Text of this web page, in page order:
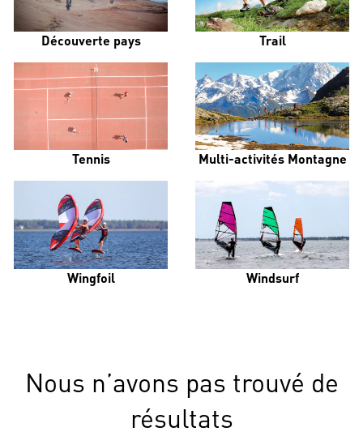
Découverte pays Trail
Tennis Multi-activités Montagne
Wingfoil Windsurf
Nous n’avons pas trouvé de
résultats